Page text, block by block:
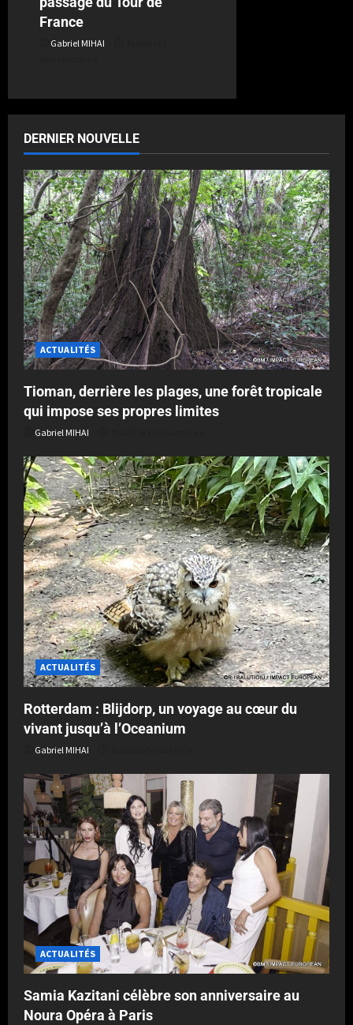
France
Gabriel MIHAI
DERNIER NOUVELLE
ACTUALITÉS
Tioman, derrière les plages, une forêt tropicale
qui impose ses propres limites
Gabriel MIHAI
ACTUALITÉS
Rotterdam : Blijdorp, un voyage au cœur du
vivant jusqu’à l’Oceanium
Gabriel MIHAI
ACTUALITÉS
Samia Kazitani célèbre son anniversaire au
Noura Opéra à Paris